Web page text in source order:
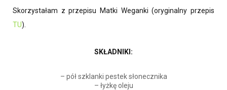
Skorzystałam z przepisu Matki Weganki (oryginalny przepis
TU).
SKŁADNIKI:
– pół szklanki pestek słonecznika
– łyżkę oleju